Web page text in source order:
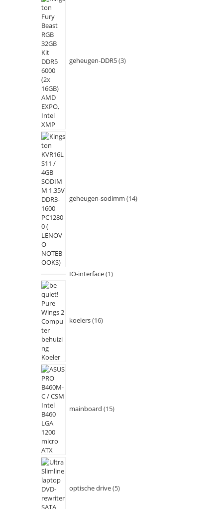
geheugen-DDR5 3
geheugen-sodimm 14
IO-interface 1
koelers 16
mainboard 15
optische drive 5